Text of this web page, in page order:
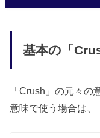
基本の「
「Crush」の元々
意味で使う場合は、